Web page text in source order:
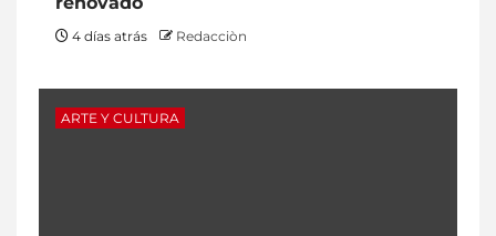
4 días atrás Redacciòn
ARTE Y CULTURA